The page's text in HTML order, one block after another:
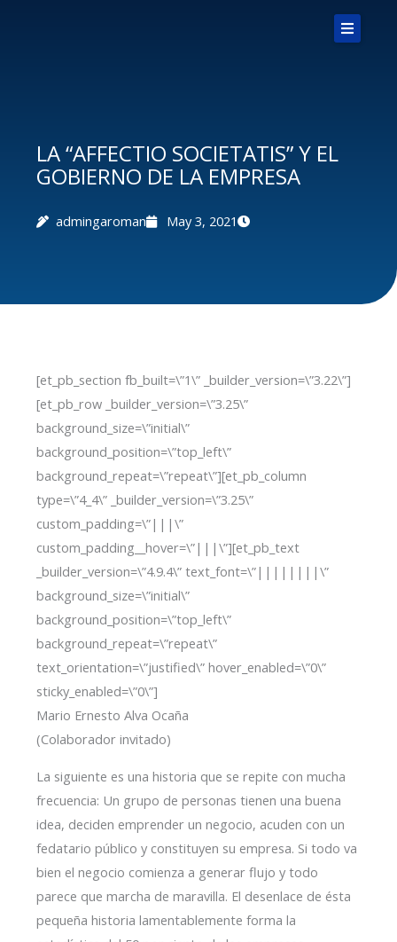
LA “AFFECTIO SOCIETATIS” Y EL
GOBIERNO DE LA EMPRESA
admingaroman May 3, 2021
[et_pb_section fb_built=\”1\” _builder_version=\”3.22\”]
[et_pb_row _builder_version=\”3.25\”
background_size=\”initial\”
background_position=\”top_left\”
background_repeat=\”repeat\”][et_pb_column
type=\”4_4\” _builder_version=\”3.25\”
custom_padding=\”|||\”
custom_padding__hover=\”|||\”][et_pb_text
_builder_version=\”4.9.4\” text_font=\”||||||||\”
background_size=\”initial\”
background_position=\”top_left\”
background_repeat=\”repeat\”
text_orientation=\”justified\” hover_enabled=\”0\”
sticky_enabled=\”0\”]
Mario Ernesto Alva Ocaña
(Colaborador invitado)
La siguiente es una historia que se repite con mucha
frecuencia: Un grupo de personas tienen una buena
idea, deciden emprender un negocio, acuden con un
fedatario público y constituyen su empresa. Si todo va
bien el negocio comienza a generar flujo y todo
parece que marcha de maravilla. El desenlace de ésta
pequeña historia lamentablemente forma la